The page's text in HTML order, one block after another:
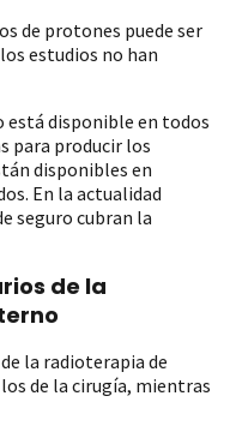
de protones puede ser
estudios no han
está disponible en todos
para producir los
disponibles en
En la actualidad
seguro cubran la
de la
la radioterapia de
de la cirugía, mientras